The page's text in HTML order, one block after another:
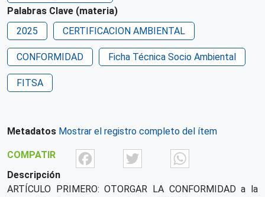
Palabras Clave (materia)
2025
CERTIFICACION AMBIENTAL
CONFORMIDAD Ficha Técnica Socio Ambiental
FITSA
Metadatos Mostrar el registro completo del ítem
COMPATIR FacebookTwitter
Descripción
ARTÍCULO PRIMERO: OTORGAR LA CONFORMIDAD a la